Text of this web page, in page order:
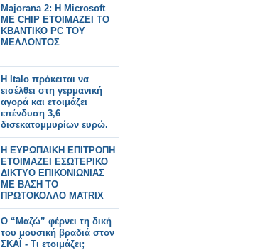
Majorana 2: Η Microsoft
ME CHIP ΕΤΟΙΜΑΖΕΙ ΤΟ
ΚΒΑΝΤΙΚΟ PC ΤΟΥ
ΜΕΛΛΟΝΤΟΣ
Η Italo πρόκειται να
εισέλθει στη γερμανική
αγορά και ετοιμάζει
επένδυση 3,6
δισεκατομμυρίων ευρώ.
Η ΕΥΡΩΠΑΙΚΗ ΕΠΙΤΡΟΠΗ
ΕΤΟΙΜΑΖΕΙ ΕΣΩΤΕΡΙΚΟ
ΔΙΚΤΥΟ ΕΠΙΚΟΝΙΩΝΙΑΣ
ΜΕ ΒΑΣΗ ΤΟ
ΠΡΩΤΟΚΟΛΛΟ MATRIX
Ο “Μαζώ” φέρνει τη δική
του μουσική βραδιά στον
ΣΚΑΪ - Τι ετοιμάζει;